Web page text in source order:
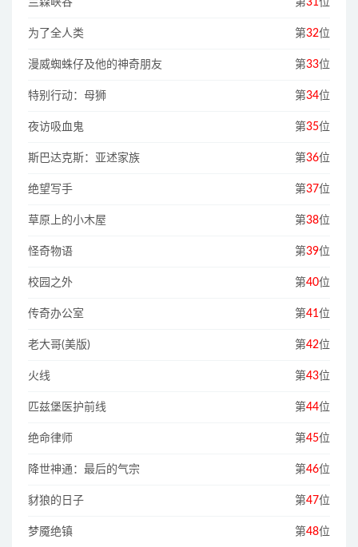
为了全人类 第32位
漫威蜘蛛仔及他的神奇朋友 第33位
特别行动：母狮 第34位
夜访吸血鬼 第35位
斯巴达克斯：亚述家族 第36位
绝望写手 第37位
草原上的小木屋 第38位
怪奇物语 第39位
校园之外 第40位
传奇办公室 第41位
老大哥(美版) 第42位
火线 第43位
匹兹堡医护前线 第44位
绝命律师 第45位
降世神通：最后的气宗 第46位
豺狼的日子 第47位
梦魇绝镇 第48位